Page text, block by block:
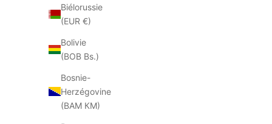
Biélorussie
(EUR €)
Bolivie
(BOB Bs.)
Bosnie-
Herzégovine
(BAM КМ)